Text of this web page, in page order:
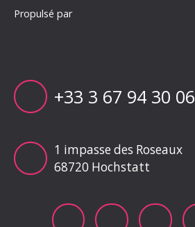
Propulsé par
+33 3 67 94 30 06
1 impasse des Roseaux
68720 Hochstatt